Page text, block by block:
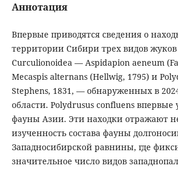
Аннотация
Впервые приводятся сведения о
территории Сибири трех видов
Curculionoidea — Aspidapion aeneum
Mecaspis alternans (Hellwig, 1795) и
Stephens, 1831, — обнаруженных в
области. Polydrusus confluens впервые
фауны Азии. Эти находки отражают
изученность состава фауны
Западносибирской равнины, где
значительное число видов